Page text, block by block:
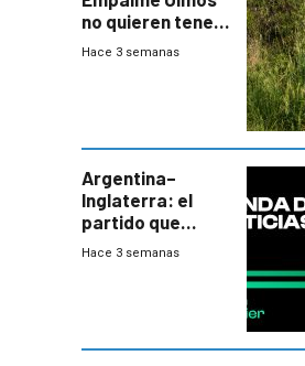
no quieren tener
cerca una planta
departamental
Hace 3 semanas
Argentina–
Inglaterra: el
partido que
nunca termina
Hace 3 semanas